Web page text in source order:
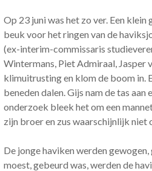
Op 23 juni was het zo ver. Een
beuk voor het ringen van de
(ex-interim-commissaris
Wintermans, Piet Admiraal, Jasper
klimuitrusting en klom de boom in.
beneden dalen. Gijs nam de tas
onderzoek bleek het om een
zijn broer en zus waarschijnlijk
De jonge haviken werden
moest, gebeurd was, werden de